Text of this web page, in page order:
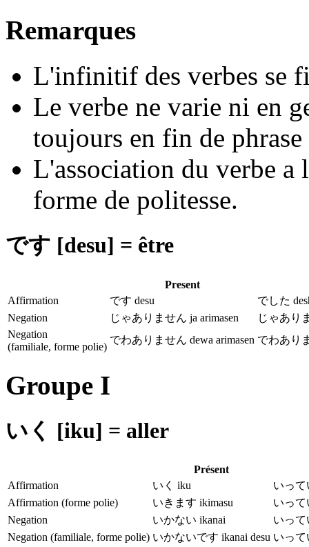
Remarques
L'infinitif des verbes se
Le verbe ne varie ni en
toujours en fin de phrase
L'association du verbe
forme de politesse.
です [desu] = être
Present
Affirmation
です desu
でした
Negation
じゃありません ja arimasen
じゃあり
Negation
(familiale, forme polie)
でわありません dewa arimasen でわあり
Groupe I
いく [iku] = aller
Présent
Affirmation
いく iku
いって
Affirmation (forme polie)
いきます ikimasu
いって
Negation
いかない ikanai
いって
Negation (familiale, forme polie) いかないです ikanai desu いって